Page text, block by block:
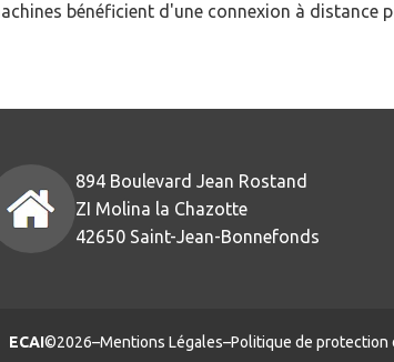
bénéficient d'une connexion à distance
894 Boulevard Jean Rostand
ZI Molina la Chazotte
42650 Saint-Jean-Bonnefonds
ECAI©2026–Mentions Légales–Politique de protection